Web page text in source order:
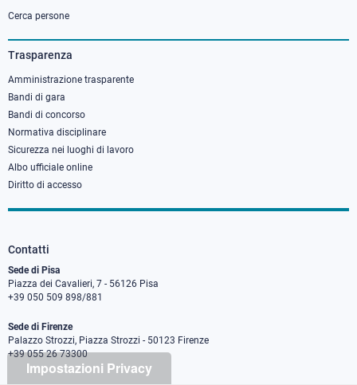
Impostazioni Privacy
column
3
Cerca persone
Trasparenza
Amministrazione trasparente
Bandi di gara
Bandi di concorso
Normativa disciplinare
Sicurezza nei luoghi di lavoro
Albo ufficiale online
Diritto di accesso
Contatti
Sede di Pisa
Piazza dei Cavalieri, 7 - 56126 Pisa
+39 050 509 898/881
Sede di Firenze
Palazzo Strozzi, Piazza Strozzi - 50123 Firenze
+39 055 26 73300